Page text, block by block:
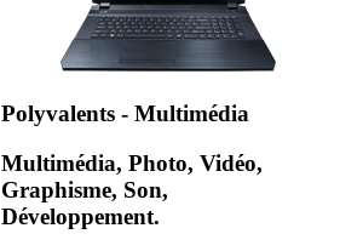
Polyvalents - Multimédia
Multimédia, Photo, Vidéo,
Graphisme, Son,
Développement.